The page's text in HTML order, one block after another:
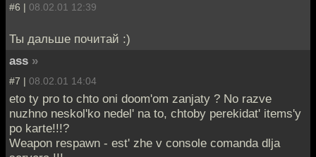
#6 | 08.02.01 12:39
Ты дальше почитай :)
ass »
#7 | 08.02.01 14:04
eto ty pro to chto oni doom'om zanjaty ? No razve
nuzhno neskol'ko nedel' na to, chtoby perekidat' items'y
po karte!!!?
Weapon respawn - est' zhe v console comanda dlja